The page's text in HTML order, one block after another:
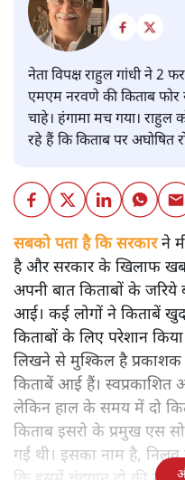
नेता विपक्ष राहुल गांधी ने 2
एमएम नरवणे की किताब
चाहे। हंगामा मच गया। राहुल
रहे हैं कि किताब पर अघोषित
सबको पता है कि सरकारने
है और सरकार के खिलाफ
अपनी बात किताबों के जरिये
आई। कई लोगों ने किताबें
किताबों के लिए परेशान
लिखने से मुश्किल है
किताबें आई हैं। स्वप्रकाशित
लेकिन हाल के समय में दो
किताब इसरो के प्रमुख एस
गई थी। इसका नाम है, निलवु